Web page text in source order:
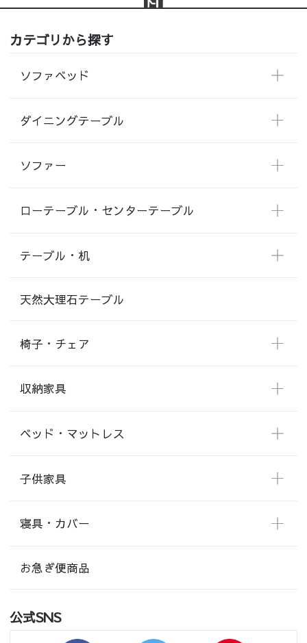
カテゴリから探す
ソファベッド
ダイニングテーブル
ソファー
ローテーブル・センターテーブル
テーブル・机
天然大理石テーブル
椅子・チェア
収納家具
ベッド・マットレス
子供家具
寝具・カバー
お急ぎ便商品
公式SNS